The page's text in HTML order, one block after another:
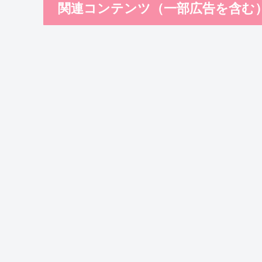
関連コンテンツ（一部広告を含む